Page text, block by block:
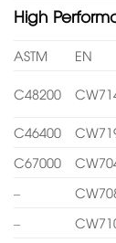
High
ASTM EN
C48200
C46400
C67000
–
–